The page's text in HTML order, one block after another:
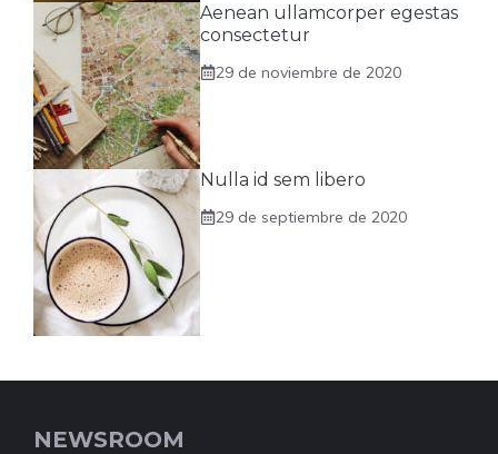
Aenean ullamcorper egestas
consectetur
29 de noviembre de 2020
Nulla id sem libero
29 de septiembre de 2020
NEWSROOM